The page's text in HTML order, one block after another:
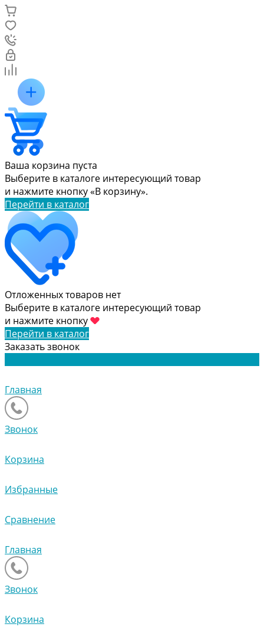
Ваша корзина пуста
Выберите в каталоге интересующий товар
и нажмите кнопку «В корзину».
Перейти в каталог
Отложенных товаров нет
Выберите в каталоге интересующий товар
и нажмите кнопку
Перейти в каталог
Заказать звонок
Главная
Звонок
Корзина
Избранные
Сравнение
Главная
Звонок
Корзина